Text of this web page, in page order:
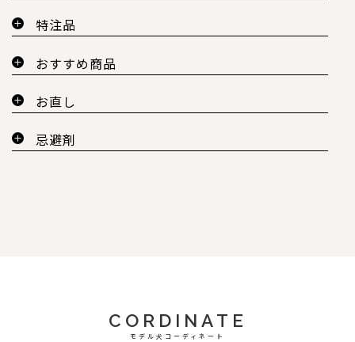
特注品
おすすめ商品
お直し
忌避剤
CORDINATE
モデル犬コーディネート